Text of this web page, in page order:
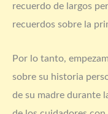
recuerdo de largos
recuerdos sobre la
Por lo tanto,
sobre su historia
de su madre durante